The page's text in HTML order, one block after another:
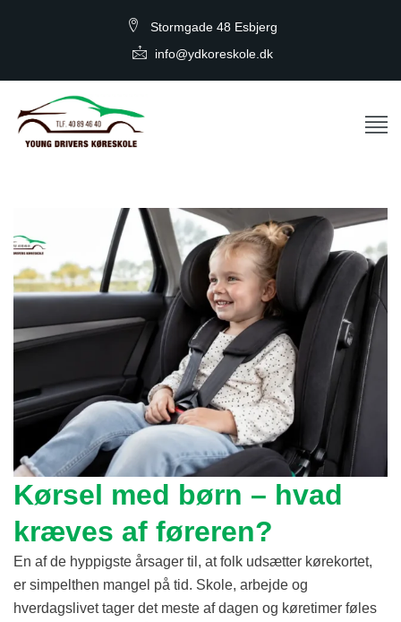
Stormgade 48 Esbjerg
info@ydkoreskole.dk
Kørsel med børn – hvad
kræves af føreren?
En af de hyppigste årsager til, at folk udsætter kørekortet,
er simpelthen mangel på tid. Skole, arbejde og
hverdagslivet tager det meste af dagen og køretimer føles